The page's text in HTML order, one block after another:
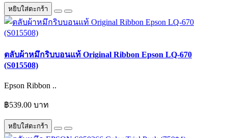
หยิบใส่ตะกร้า
ตลับผ้าหมึกริบบอนแท้ Original Ribbon Epson LQ-670
(S015508)
Epson Ribbon ..
฿539.00 บาท
หยิบใส่ตะกร้า